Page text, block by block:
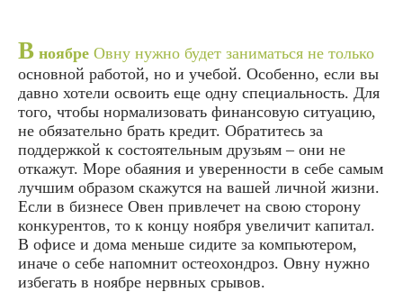
В ноябре Овну нужно будет заниматься не только
основной работой, но и учебой. Особенно, если вы
давно хотели освоить еще одну специальность. Для
того, чтобы нормализовать финансовую ситуацию,
не обязательно брать кредит. Обратитесь за
поддержкой к состоятельным друзьям – они не
откажут. Море обаяния и уверенности в себе самым
лучшим образом скажутся на вашей личной жизни.
Если в бизнесе Овен привлечет на свою сторону
конкурентов, то к концу ноября увеличит капитал.
В офисе и дома меньше сидите за компьютером,
иначе о себе напомнит остеохондроз. Овну нужно
избегать в ноябре нервных срывов.